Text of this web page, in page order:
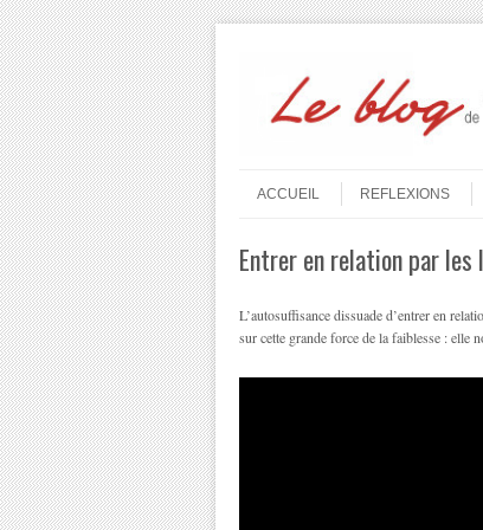
Menu
ACCUEIL
REFLEXIONS
Entrer en relation par
L’autosuffisance dissuade d’entrer en
sur cette grande force de la faiblesse : elle